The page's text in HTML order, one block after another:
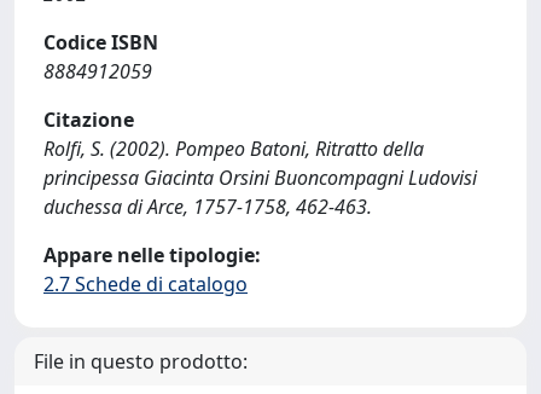
Codice ISBN
8884912059
Citazione
Rolfi, S. (2002). Pompeo Batoni, Ritratto della
principessa Giacinta Orsini Buoncompagni Ludovisi
duchessa di Arce, 1757-1758, 462-463.
Appare nelle tipologie:
2.7 Schede di catalogo
File in questo prodotto: